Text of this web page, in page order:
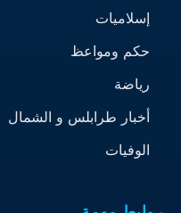
إسلاميات
حكم ومواعظ
رياضة
أخبار طرابلس و الشمال
الوفيات